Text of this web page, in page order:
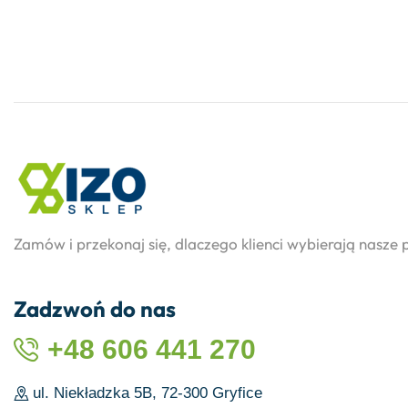
Zamów i przekonaj się, dlaczego klienci wybierają nasze
Zadzwoń do nas
+48 606 441 270
ul. Niekładzka 5B, 72-300 Gryfice